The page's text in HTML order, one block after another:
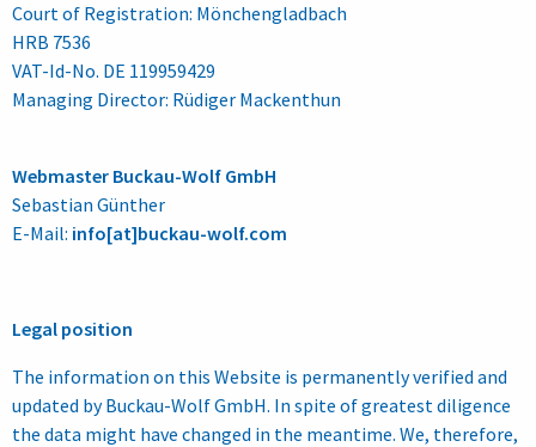
Court of Registration: Mönchengladbach
HRB 7536
VAT-Id-No. DE 119959429
Managing Director: Rüdiger Mackenthun
Webmaster Buckau-Wolf GmbH
Sebastian Günther
E-Mail: info[at]buckau-wolf.com
Legal position
The information on this Website is permanently verified and
updated by Buckau-Wolf GmbH. In spite of greatest diligence
the data might have changed in the meantime. We, therefore,